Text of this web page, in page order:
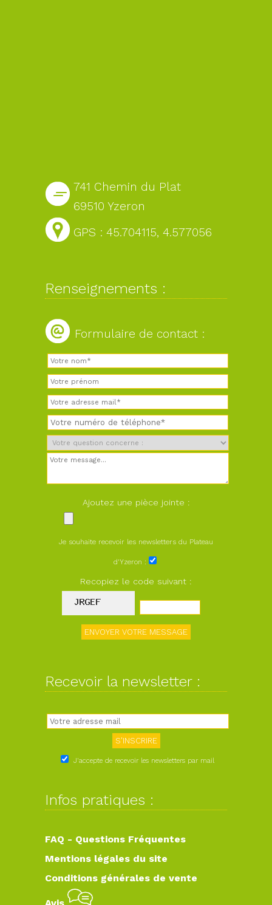
741 Chemin du Plat
69510 Yzeron
GPS : 45.704115, 4.577056
Renseignements :
Formulaire de contact :
Ajoutez une pièce jointe :
Je souhaite recevoir les newsletters du Plateau
d'Yzeron :
Recopiez le code suivant :
Recevoir la newsletter :
J'accepte de recevoir les newsletters par mail
Infos pratiques :
FAQ - Questions Fréquentes
Mentions légales du site
Conditions générales de vente